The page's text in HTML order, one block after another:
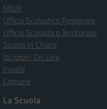
MIUR
Ufficio Scolastico Regionale
Ufficio Scolastico Territoriale
Scuola in Chiaro
Iscrizioni On Line
Invalsi
Comune
La Scuola